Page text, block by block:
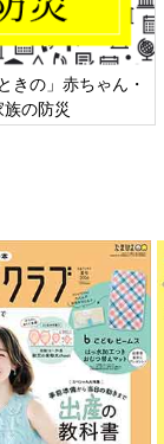
の」赤ちゃん・
の防災